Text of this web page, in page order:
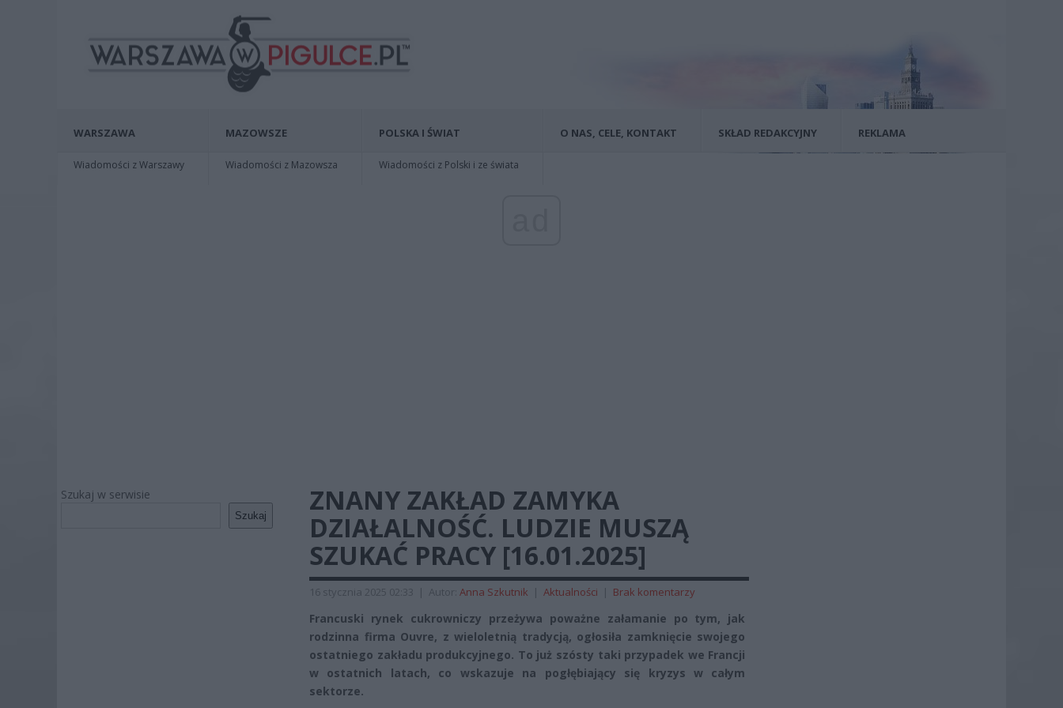
WARSZAWA
Wiadomości z Warszawy
MAZOWSZE
Wiadomości z Mazowsza
POLSKA I ŚWIAT
Wiadomości z Polski i ze świata
O NAS, CELE, KONTAKT SKŁAD REDAKCYJNY REKLAMA
Szukaj w serwisie
Szukaj
ZNANY ZAKŁAD ZAMYKA
DZIAŁALNOŚĆ. LUDZIE MUSZĄ
SZUKAĆ PRACY [16.01.2025]
16 stycznia 2025 02:33 | Autor: Anna Szkutnik | Aktualności | Brak komentarzy
Francuski rynek cukrowniczy przeżywa poważne załamanie po tym, jak
rodzinna firma Ouvre, z wieloletnią tradycją, ogłosiła zamknięcie swojego
ostatniego zakładu produkcyjnego. To już szósty taki przypadek we Francji
w ostatnich latach, co wskazuje na pogłębiający się kryzys w całym
sektorze.